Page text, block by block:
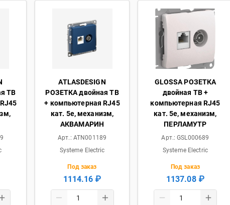
ТВ
ATLASDESIGN
РОЗЕТКА двойная ТВ
+ компьютерная RJ45
кат. 5e, механизм,
АКВАМАРИН
Арт.: ATN001189
Systeme Electric
Под заказ
1114.16 ₽
GLOSSA РОЗЕТКА
двойная ТВ +
компьютерная RJ45
кат. 5e, механизм,
ПЕРЛАМУТР
Арт.:GSL000689
Systeme Electric
Под заказ
1137.08 ₽